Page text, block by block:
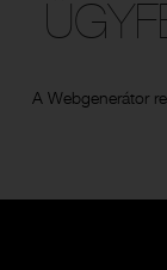
A Webgenerátor